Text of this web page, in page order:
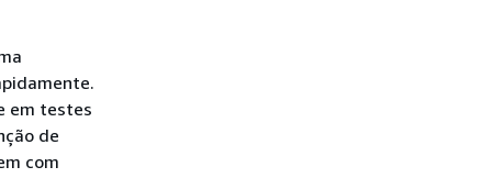
em testes
de
com